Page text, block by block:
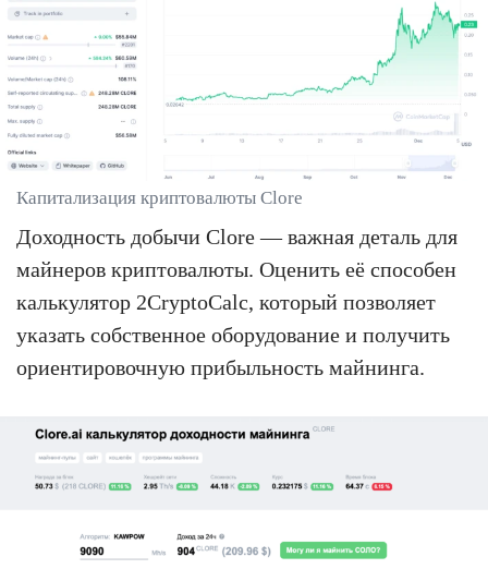
Капитализация криптовалюты Clore
Доходность добычи Clore — важная деталь для
майнеров криптовалюты. Оценить её способен
калькулятор 2CryptoCalc, который позволяет
указать собственное оборудование и получить
ориентировочную прибыльность майнинга.